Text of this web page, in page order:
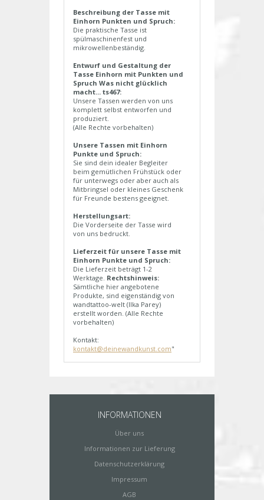
Beschreibung der Tasse mit
Einhorn Punkten und Spruch:
Die praktische Tasse ist
spülmaschinenfest und
mikrowellenbeständig.
Entwurf und Gestaltung der
Tasse Einhorn mit Punkten und
Spruch Was nicht glücklich
macht... ts467:
Unsere Tassen werden von uns
komplett selbst entworfen und
produziert.
(Alle Rechte vorbehalten)
Unsere Tassen mit Einhorn
Punkte und Spruch:
Sie sind dein idealer Begleiter
beim gemütlichen Frühstück oder
für unterwegs oder aber auch als
Mitbringsel oder kleines Geschenk
für Freunde bestens geeignet.
Herstellungsart:
Die Vorderseite der Tasse wird
von uns bedruckt.
Lieferzeit für unsere Tasse mit
Einhorn Punkte und Spruch:
Die Lieferzeit beträgt 1-2
Werktage. Rechtshinweis:
Sämtliche hier angebotene
Produkte, sind eigenständig von
wandtattoo-welt (Ilka Parey)
erstellt worden. (Alle Rechte
vorbehalten)
Kontakt:
kontakt@deinewandkunst.com"
INFORMATIONEN
Über uns
Informationen zur Lieferung
Datenschutzerklärung
Impressum
AGB